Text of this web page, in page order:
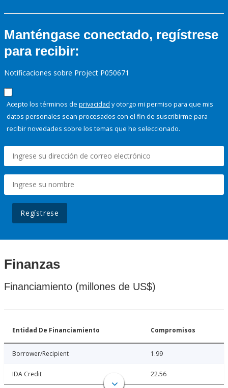
Manténgase conectado, regístrese
para recibir:
Notificaciones sobre Project P050671
Acepto los términos de privacidad y otorgo mi permiso para que mis
datos personales sean procesados con el fin de suscribirme para
recibir novedades sobre los temas que he seleccionado.
Regístrese
Finanzas
Financiamiento (millones de US$)
Entidad De Financiamiento Compromisos
Borrower/Recipient 1.99
IDA Credit 22.56